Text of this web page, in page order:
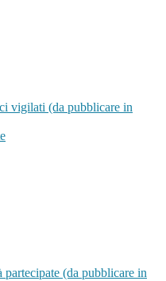
vigilati (da pubblicare in
partecipate (da pubblicare in